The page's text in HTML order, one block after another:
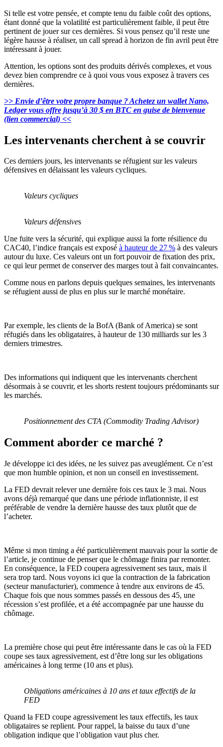
Si telle est votre pensée, et compte tenu du faible coût des options,
étant donné que la volatilité est particulièrement faible, il peut être
pertinent de jouer sur ces dernières. Si vous pensez qu’il reste une
légère hausse à réaliser, un call spread à horizon de fin avril peut être
intéressant à jouer.
Attention, les options sont des produits dérivés complexes, et vous
devez bien comprendre ce à quoi vous vous exposez à travers ces
dernières.
>> Envie d’être votre propre banque ? Achetez un wallet Nano,
Ledger vous offre jusqu’à 30 $ en BTC en guise de bienvenue
(lien commercial) <<
Les intervenants cherchent à se couvrir
Ces derniers jours, les intervenants se réfugient sur les valeurs
défensives en délaissant les valeurs cycliques.
Valeurs cycliques
Valeurs défensives
Une fuite vers la sécurité, qui explique aussi la forte résilience du
CAC40, l’indice français est exposé à hauteur de 27 % à des valeurs
autour du luxe. Ces valeurs ont un fort pouvoir de fixation des prix,
ce qui leur permet de conserver des marges tout à fait convaincantes.
Comme nous en parlons depuis quelques semaines, les intervenants
se réfugient aussi de plus en plus sur le marché monétaire.
Par exemple, les clients de la BofA (Bank of America) se sont
réfugiés dans les obligataires, à hauteur de 130 milliards sur les 3
derniers trimestres.
Des informations qui indiquent que les intervenants cherchent
désormais à se couvrir, et les shorts restent toujours prédominants sur
les marchés.
Positionnement des CTA (Commodity Trading Advisor)
Comment aborder ce marché ?
Je développe ici des idées, ne les suivez pas aveuglément. Ce n’est
que mon humble opinion, et non un conseil en investissement.
La FED devrait relever une dernière fois ces taux le 3 mai. Nous
avons déjà remarqué que dans une période inflationniste, il est
préférable de vendre la dernière hausse des taux plutôt que de
l’acheter.
Même si mon timing a été particulièrement mauvais pour la sortie de
l’article, je continue de penser que le chômage finira par remonter.
En conséquence, la FED coupera agressivement ses taux, mais il
sera trop tard. Nous voyons ici que la contraction de la fabrication
(secteur manufacturier), commence à tendre aux environs de 45.
Chaque fois que nous sommes passés en dessous des 45, une
récession s’est profilée, et a été accompagnée par une hausse du
chômage.
La première chose qui peut être intéressante dans le cas où la FED
coupe ses taux agressivement, est d’être long sur les obligations
américaines à long terme (10 ans et plus).
Obligations américaines à 10 ans et taux effectifs de la
FED
Quand la FED coupe agressivement les taux effectifs, les taux
obligataires se replient. Pour rappel, la baisse du taux d’une
obligation indique que l’obligation vaut plus cher.